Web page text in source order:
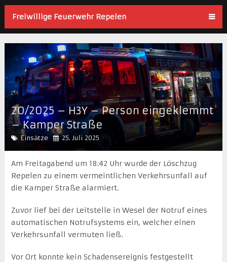
Freiwillige Feuerwehr Repelen
20/2025 – H3Y – Person eingeklemmt
– Kamper Straße
Einsätze 25. Juli 2025
Am Freitagabend um 18:42 Uhr wurde der Löschzug
Repelen zu einem vermeintlichen Verkehrsunfall auf
die Kamper Straße alarmiert.
Zuvor lief bei der Leitstelle in Wesel der Notruf eines
automatischen Notrufsystems ein, welcher einen
Verkehrsunfall vermuten ließ.
Vor Ort konnte kein Schadensereignis festgestellt